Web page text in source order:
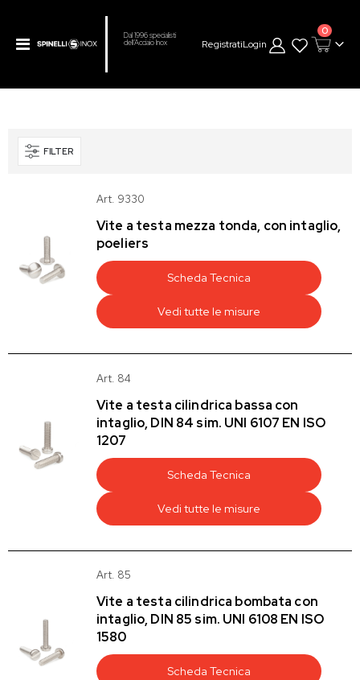
Toggle
Dal 1996 specialisti
dell’Acciaio Inox RegistratiLogin
Cart
0
FILTER
Art. 9330
Vite a testa mezza tonda, con intaglio,
poeliers
Scheda Tecnica
Vedi tutte le misure
Art. 84
Vite a testa cilindrica bassa con
intaglio, DIN 84 sim. UNI 6107 EN ISO
1207
Scheda Tecnica
Vedi tutte le misure
Art. 85
Vite a testa cilindrica bombata con
intaglio, DIN 85 sim. UNI 6108 EN ISO
1580
Scheda Tecnica